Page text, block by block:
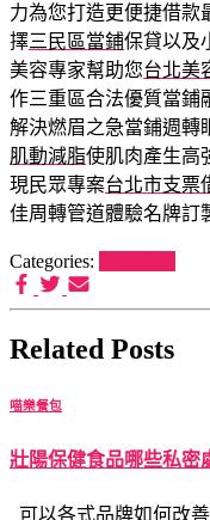
力為您打造更便捷借款
擇三民區當鋪保貸以及
美容專家幫助您台北美
作三重區合法優質當鋪
解決燃眉之急當鋪週轉
肌動減脂使肌肉產生高
現民眾專案台北市支票
佳周轉管道體驗名牌訂
Categories:
Related Posts
喵樂餐包
壯陽保健食品哪些私密
可以各式品牌如何改